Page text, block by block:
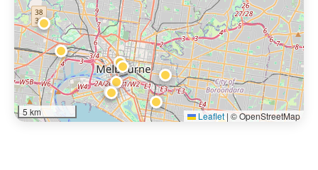
5 km Leaflet| © OpenStreetMap